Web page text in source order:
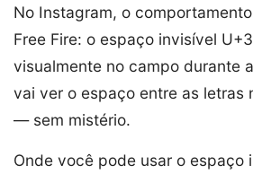
No Instagram, o
Free Fire: o espaço invisível
visualmente no campo durante
vai ver o espaço entre as letras
— sem mistério.
Onde você pode usar o espaço